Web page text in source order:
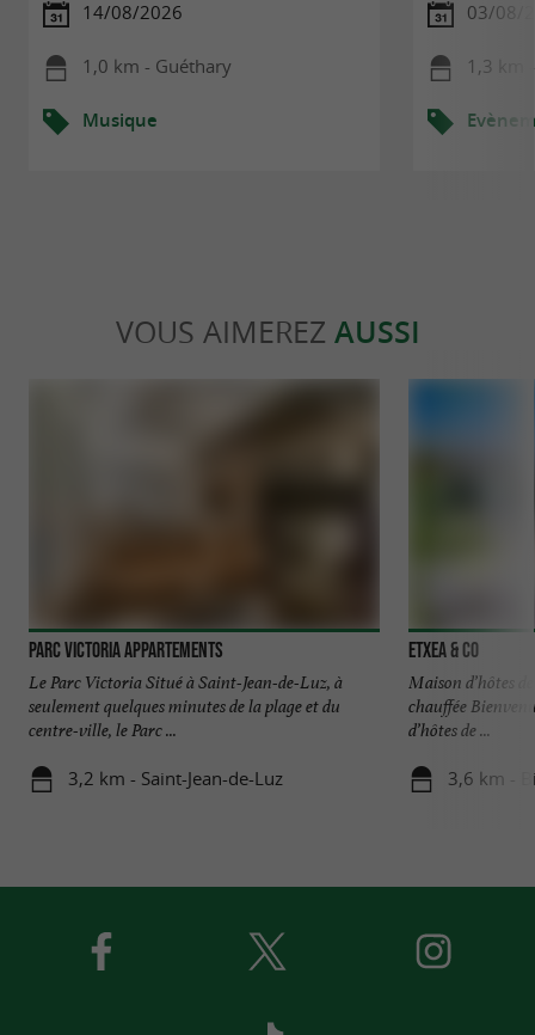
14/08/2026
1,0 km - Guéthary
Musique
03/08/
1,3 km
VOUS AIMEREZ AUSSI
Parc Victoria appartements
Le Parc Victoria Situé à Saint-Jean-de-Luz, à
seulement quelques minutes de la plage et du
centre-ville, le Parc ...
3,2 km - Saint-Jean-de-Luz
Etxea & Co
Maison d’hôtes
chauffée
d’hôtes de ...
3,6 km -